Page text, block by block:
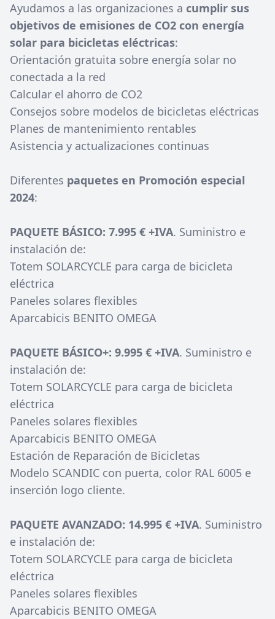
Ayudamos a las organizaciones a cumplir sus
objetivos de emisiones de CO2 con energía
solar para bicicletas eléctricas:
Orientación gratuita sobre energía solar no
conectada a la red
Calcular el ahorro de CO2
Consejos sobre modelos de bicicletas eléctricas
Planes de mantenimiento rentables
Asistencia y actualizaciones continuas
Diferentes paquetes en Promoción especial
2024:
PAQUETE BÁSICO: 7.995 € +IVA. Suministro e
instalación de:
Totem SOLARCYCLE para carga de bicicleta
eléctrica
Paneles solares flexibles
Aparcabicis BENITO OMEGA
PAQUETE BÁSICO+: 9.995 € +IVA. Suministro e
instalación de:
Totem SOLARCYCLE para carga de bicicleta
eléctrica
Paneles solares flexibles
Aparcabicis BENITO OMEGA
Estación de Reparación de Bicicletas
Modelo SCANDIC con puerta, color RAL 6005 e
inserción logo cliente.
PAQUETE AVANZADO: 14.995 € +IVA. Suministro
e instalación de:
Totem SOLARCYCLE para carga de bicicleta
eléctrica
Paneles solares flexibles
Aparcabicis BENITO OMEGA